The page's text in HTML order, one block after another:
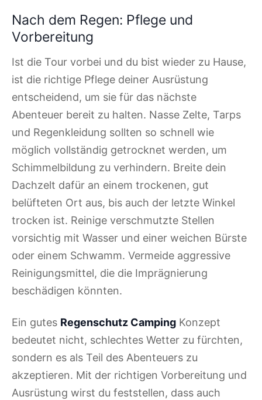
Nach dem Regen: Pflege und
Vorbereitung
Ist die Tour vorbei und du bist wieder zu Hause,
ist die richtige Pflege deiner Ausrüstung
entscheidend, um sie für das nächste
Abenteuer bereit zu halten. Nasse Zelte, Tarps
und Regenkleidung sollten so schnell wie
möglich vollständig getrocknet werden, um
Schimmelbildung zu verhindern. Breite dein
Dachzelt dafür an einem trockenen, gut
belüfteten Ort aus, bis auch der letzte Winkel
trocken ist. Reinige verschmutzte Stellen
vorsichtig mit Wasser und einer weichen Bürste
oder einem Schwamm. Vermeide aggressive
Reinigungsmittel, die die Imprägnierung
beschädigen könnten.
Ein gutes Regenschutz Camping Konzept
bedeutet nicht, schlechtes Wetter zu fürchten,
sondern es als Teil des Abenteuers zu
akzeptieren. Mit der richtigen Vorbereitung und
Ausrüstung wirst du feststellen, dass auch